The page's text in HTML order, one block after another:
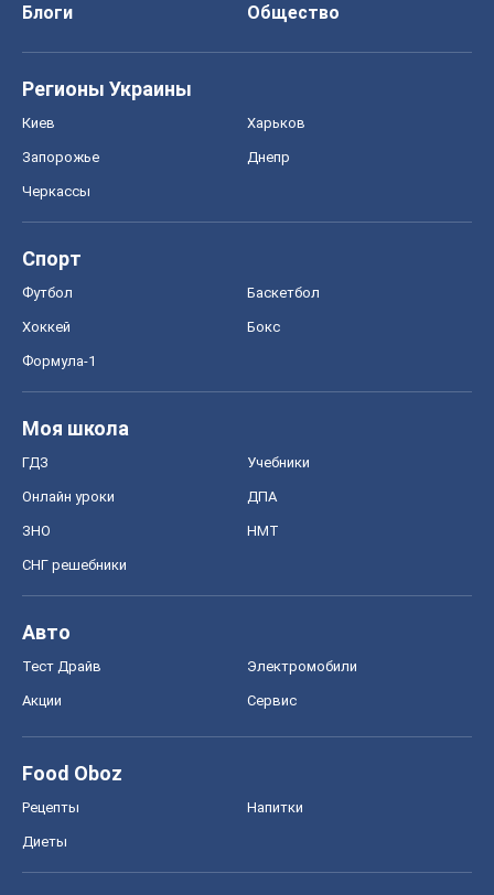
Блоги
Общество
Регионы Украины
Киев Харьков
Запорожье Днепр
Черкассы
Спорт
Футбол Баскетбол
Хоккей Бокс
Формула-1
Моя школа
ГДЗ Учебники
Онлайн уроки ДПА
ЗНО НМТ
СНГ решебники
Авто
Тест Драйв Электромобили
Акции Сервис
Food Oboz
Рецепты Напитки
Диеты